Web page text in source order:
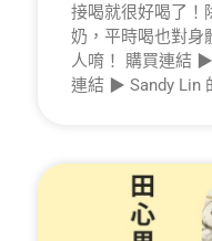
接喝就很好喝了！
奶，平時喝也對身
人唷！ 購買連結
連結 ▶ Sandy Lin